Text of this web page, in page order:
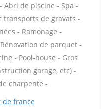
Abri de piscine - Spa -
transports de gravats -
- Ramonage -
de parquet -
- Pool-house - Gros
garage, etc) -
charpente -
de france